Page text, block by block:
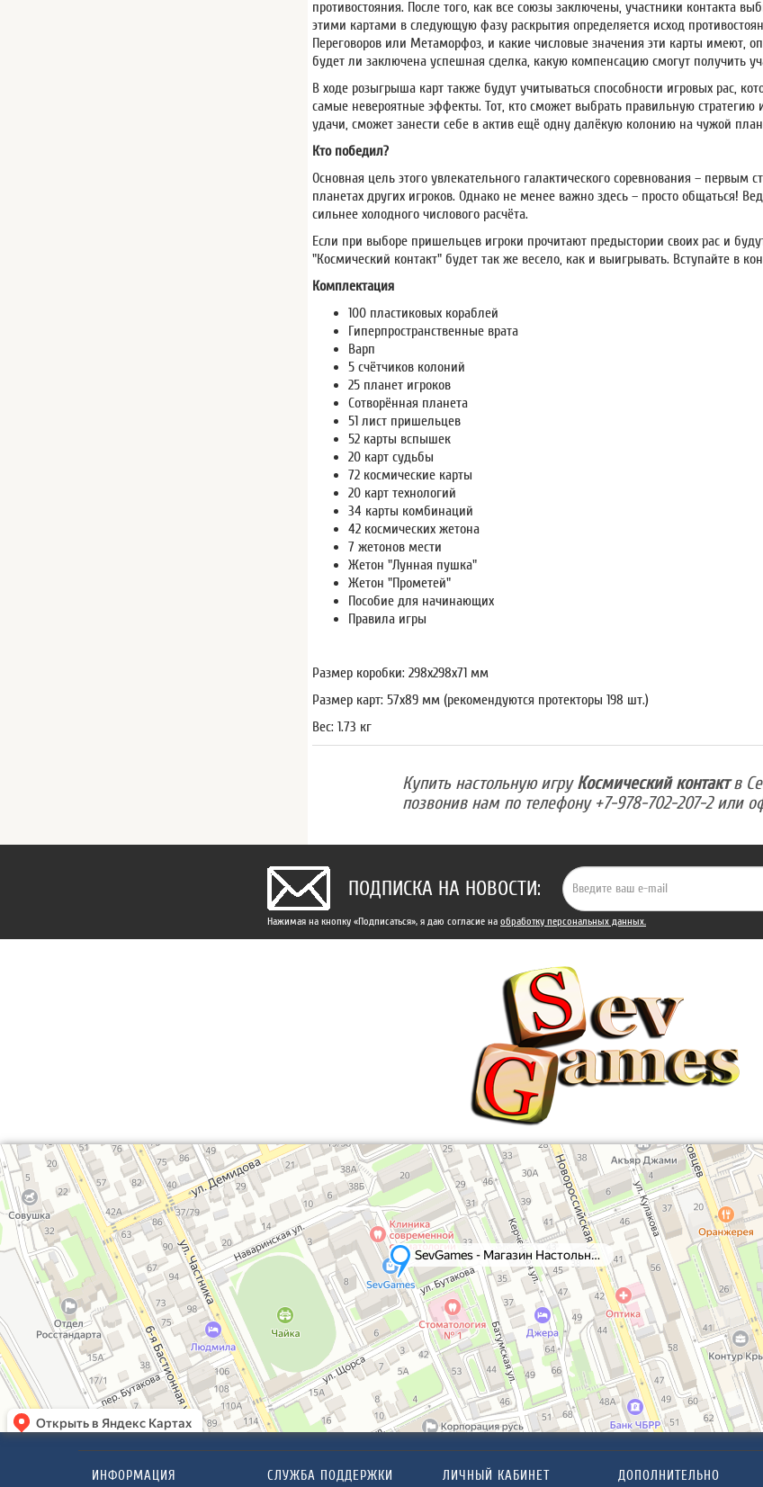
противостояния. После того, как все союзы заключены, участники контакта
этими картами в следующую фазу раскрытия определяется исход
Переговоров или Метаморфоз, и какие числовые значения эти карты имеют,
будет ли заключена успешная сделка, какую компенсацию смогут получить
В ходе розыгрыша карт также будут учитываться способности игровых рас,
самые невероятные эффекты. Тот, кто сможет выбрать правильную
удачи, сможет занести себе в актив ещё одну далёкую колонию на чужой
Кто победил?
Основная цель этого увлекательного галактического соревнования –
планетах других игроков. Однако не менее важно здесь – просто общаться!
сильнее холодного числового расчёта.
Если при выборе пришельцев игроки прочитают предыстории своих рас и
"Космический контакт" будет так же весело, как и выигрывать. Вступайте в
Комплектация
100 пластиковых кораблей
Гиперпространственные врата
Варп
5 счётчиков колоний
25 планет игроков
Сотворённая планета
51 лист пришельцев
52 карты вспышек
20 карт судьбы
72 космические карты
20 карт технологий
34 карты комбинаций
42 космических жетона
7 жетонов мести
Жетон "Лунная пушка"
Жетон "Прометей"
Пособие для начинающих
Правила игры
Размер коробки: 298x298x71 мм
Размер карт: 57x89 мм (рекомендуются протекторы 198 шт.)
Вес: 1.73 кг
Купить настольную игруКосмический контактв
позвонив нам по телефону +7-978-702-207-2 или
ПОДПИСКА НА НОВОСТИ:
Нажимая на кнопку «Подписаться», я даю cогласие на обработку персональных данных.
ИНФОРМАЦИЯ СЛУЖБА ПОДДЕРЖКИ ЛИЧНЫЙ КАБИНЕТ ДОПОЛНИТЕЛЬНО